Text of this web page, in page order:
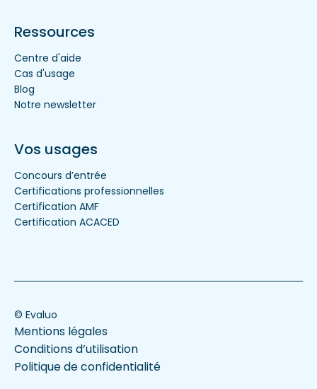
Ressources
Centre d'aide
Cas d'usage
Blog
Notre newsletter
Vos usages
Concours d’entrée
Certifications professionnelles
Certification AMF
Certification ACACED
© Evaluo
Mentions légales
Conditions d’utilisation
Politique de confidentialité